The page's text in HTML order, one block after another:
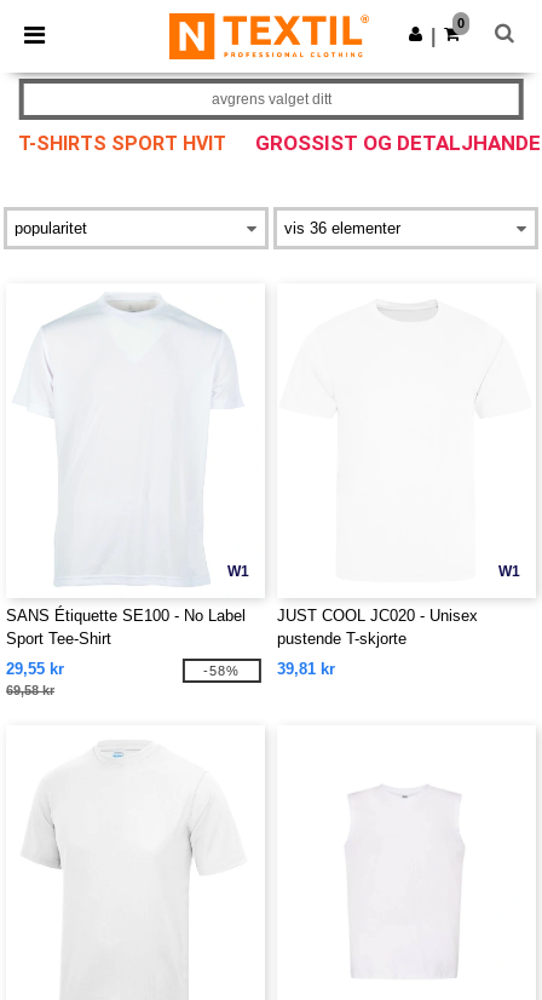
× Ntextil-app
Bedre priser i appen!
Last ned app
0
T-SHIRTS SPORT HVIT GROSSIST OG
avgrens valget ditt
W1
SANS Étiquette SE100 - No Label
Sport Tee-Shirt
29,55 kr
69,58 kr
-58%
W1
JUST COOL JC020 - Unisex
pustende T-skjorte
39,81 kr